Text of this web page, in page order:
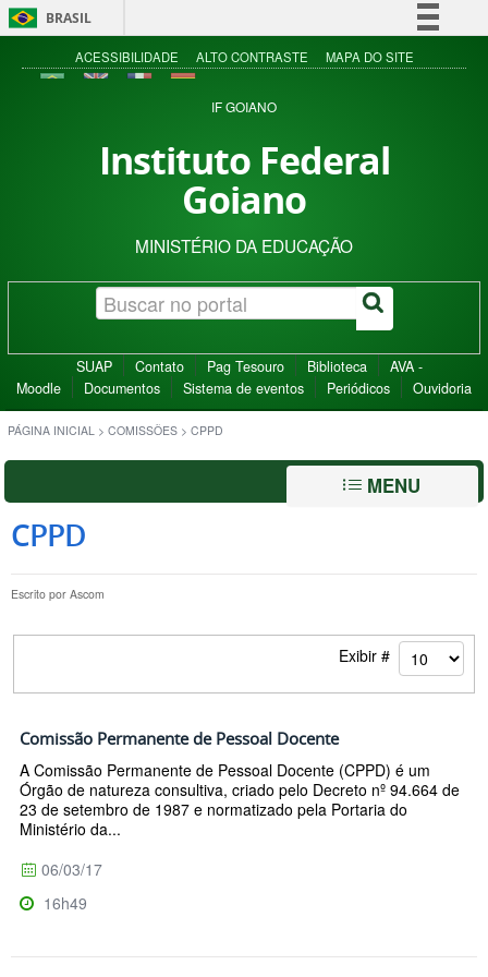
BRASIL
Simplifique!
Acesso à informação
ACESSIBILIDADE ALTO CONTRASTE MAPA DO SITE
IF GOIANO
Instituto Federal
Goiano
MINISTÉRIO DA EDUCAÇÃO
SUAP Contato Pag Tesouro Biblioteca
AVA -
Moodle
Documentos Sistema de eventos Periódicos Ouvidoria
PÁGINA INICIAL > COMISSÕES > CPPD
MENU
CPPD
Escrito por Ascom
Exibir #
Comissão Permanente de Pessoal Docente
A Comissão Permanente de Pessoal Docente (CPPD) é um
Órgão de natureza consultiva, criado pelo Decreto nº 94.664 de
23 de setembro de 1987 e normatizado pela Portaria do
Ministério da...
06/03/17
16h49